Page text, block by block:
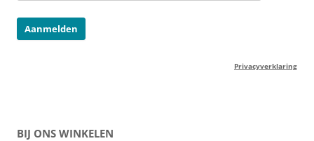
Privacyverklaring
BIJ ONS WINKELEN